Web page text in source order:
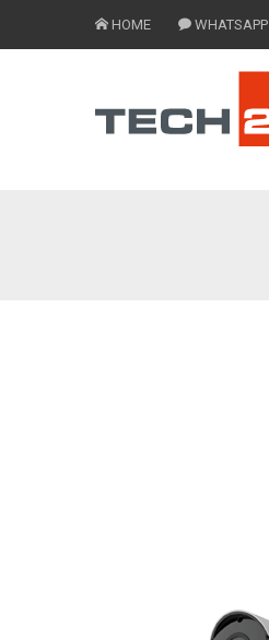
HOME WHATSAPP